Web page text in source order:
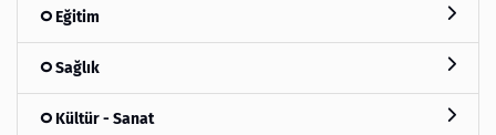
Eğitim
Sağlık
Kültür - Sanat